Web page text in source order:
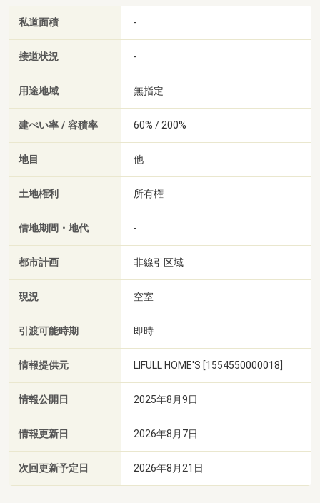
私道面積 -
接道状況 -
用途地域 無指定
建ぺい率 / 容積率 60% / 200%
地目 他
土地権利 所有権
借地期間・地代 -
都市計画 非線引区域
現況 空室
引渡可能時期 即時
情報提供元 LIFULL HOME'S [1554550000018]
情報公開日 2025年8月9日
情報更新日 2026年8月7日
次回更新予定日 2026年8月21日